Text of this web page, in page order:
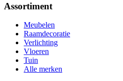
Assortiment
Meubelen
Raamdecoratie
Verlichting
Vloeren
Tuin
Alle merken